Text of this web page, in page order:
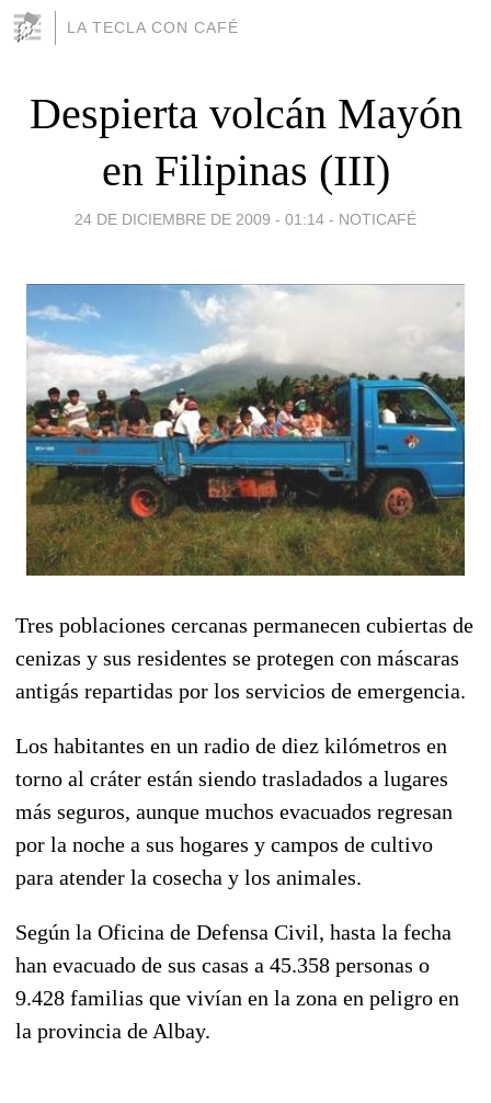
LA TECLA CON CAFÉ
Despierta volcán Mayón
en Filipinas (III)
24 DE DICIEMBRE DE 2009 - 01:14 - NOTICAFÉ
Tres poblaciones cercanas permanecen cubiertas de
cenizas y sus residentes se protegen con máscaras
antigás repartidas por los servicios de emergencia.
Los habitantes en un radio de diez kilómetros en
torno al cráter están siendo trasladados a lugares
más seguros, aunque muchos evacuados regresan
por la noche a sus hogares y campos de cultivo
para atender la cosecha y los animales.
Según la Oficina de Defensa Civil, hasta la fecha
han evacuado de sus casas a 45.358 personas o
9.428 familias que vivían en la zona en peligro en
la provincia de Albay.